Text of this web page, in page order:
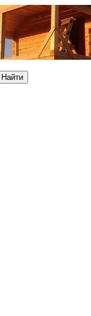
Найти